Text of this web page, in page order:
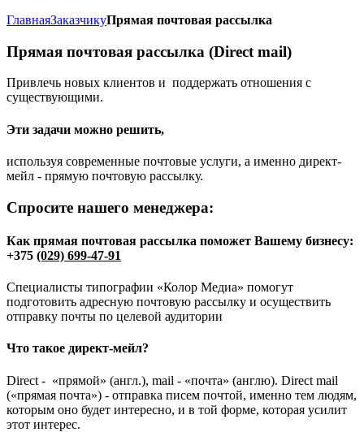
ГлавнаяЗаказчикуПрямая почтовая рассылка
Прямая почтовая рассылка (Direct mail)
Привлечь новых клиентов и поддержать отношения с
существующими.
Эти задачи можно решить,
используя современные почтовые услуги, а именно директ-
мейл - прямую почтовую рассылку.
Спросите нашего менеджера:
Как прямая почтовая рассылка поможет Вашему бизнесу:
+375 (029) 699-47-91
Специалисты типографии «Колор Медиа» помогут
подготовить адресную почтовую рассылку и осуществить
отправку почты по целевой аудитории
Что такое директ-мейл?
Direct - «прямой» (англ.), mail - «почта» (англю). Direct mail
(«прямая почта») - отправка писем почтой, именно тем людям,
которым оно будет интересно, и в той форме, которая усилит
этот интерес.